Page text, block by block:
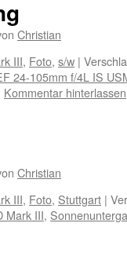
Christian
III, Foto, s/w |
24-105mm f/4L IS
Kommentar hinterlassen
Christian
III, Foto, Stuttgart |
Mark III,